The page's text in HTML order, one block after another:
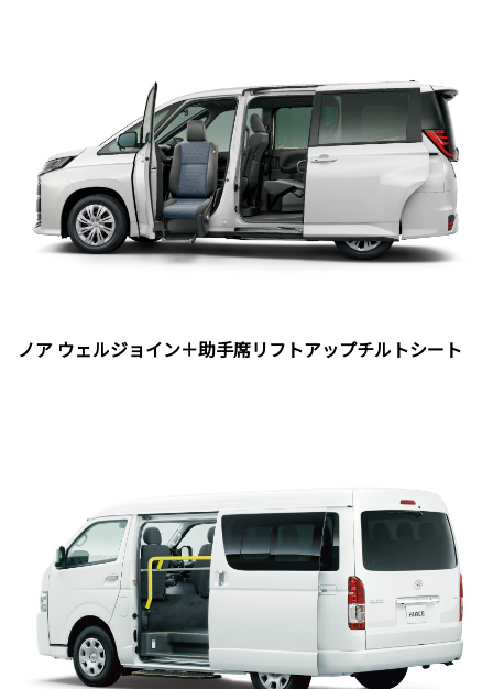
ノア ウェルジョイン＋助手席リフトアップチルトシート